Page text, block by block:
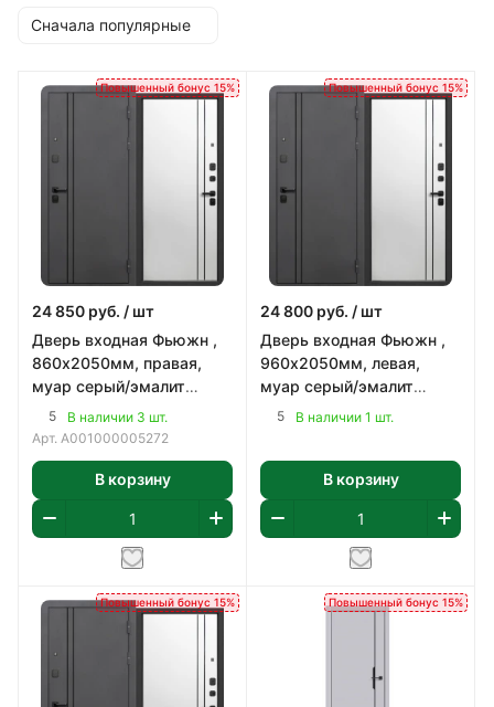
Сначала популярные
Повышенный бонус 15%
24 850 руб. / шт
Дверь входная Фьюжн ,
860х2050мм, правая,
муар серый/эмалит
белый
5
В наличии 3 шт.
Арт. А001000005272
В корзину
Повышенный бонус 15%
24 800 руб. / шт
Дверь входная Фьюжн ,
960х2050мм, левая,
муар серый/эмалит
белый
5 В наличии 1 шт.
В корзину
Повышенный бонус 15% Повышенный бонус 15%